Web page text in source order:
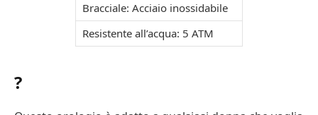
Bracciale: Acciaio inossidabile
Resistente all’acqua: 5 ATM
?